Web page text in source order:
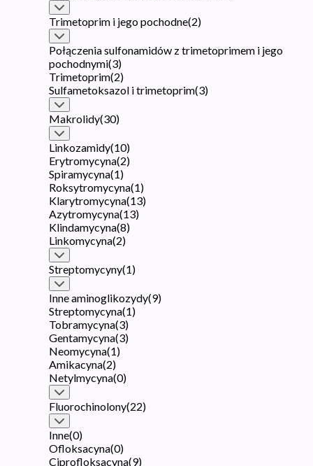
Trimetoprim i jego pochodne(2)
Połączenia sulfonamidów z trimetoprimem i jego
pochodnymi(3)
Trimetoprim(2)
Sulfametoksazol i trimetoprim(3)
Makrolidy(30)
Linkozamidy(10)
Erytromycyna(2)
Spiramycyna(1)
Roksytromycyna(1)
Klarytromycyna(13)
Azytromycyna(13)
Klindamycyna(8)
Linkomycyna(2)
Streptomycyny(1)
Inne aminoglikozydy(9)
Streptomycyna(1)
Tobramycyna(3)
Gentamycyna(3)
Neomycyna(1)
Amikacyna(2)
Netylmycyna(0)
Fluorochinolony(22)
Inne(0)
Ofloksacyna(0)
Ciprofloksacyna(9)